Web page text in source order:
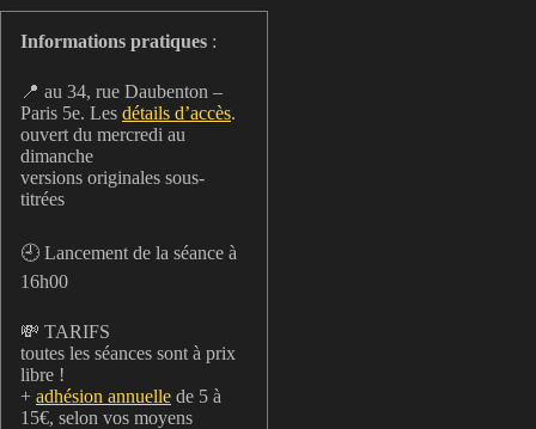
Informations pratiques :
📍 au 34, rue Daubenton –
Paris 5e. Les détails d’accès.
ouvert du mercredi au
dimanche
versions originales sous-
titrées
🕘 Lancement de la séance à
16h00
💸 TARIFS
toutes les séances sont à prix
libre !
+ adhésion annuelle de 5 à
15€, selon vos moyens